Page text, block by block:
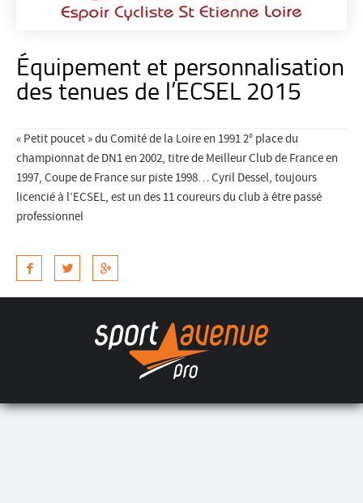
Équipement et personnalisation
des tenues de l’ECSEL 2015
« Petit poucet » du Comité de la Loire en 1991 2° place du
championnat de DN1 en 2002, titre de Meilleur Club de France en
1997, Coupe de France sur piste 1998… Cyril Dessel, toujours
licencié à l’ECSEL, est un des 11 coureurs du club à être passé
professionnel